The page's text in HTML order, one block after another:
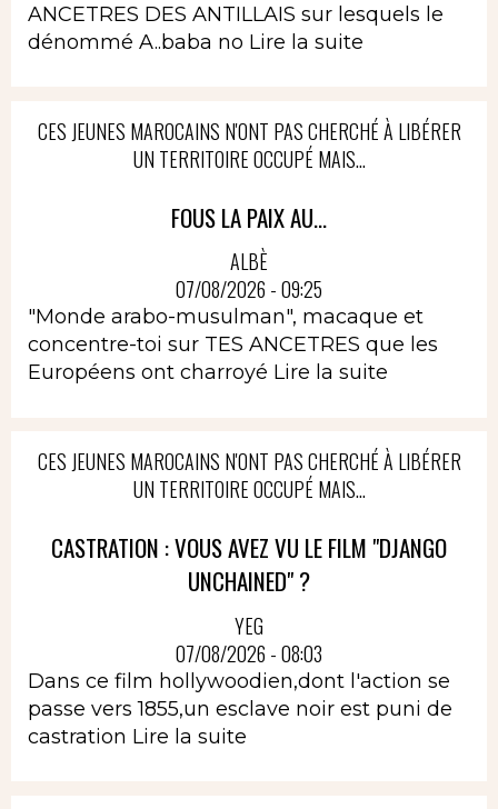
ANCETRES DES ANTILLAIS sur lesquels le
dénommé A..baba no Lire la suite
CES JEUNES MAROCAINS N'ONT PAS CHERCHÉ À LIBÉRER
UN TERRITOIRE OCCUPÉ MAIS...
FOUS LA PAIX AU...
ALBÈ
07/08/2026 - 09:25
"Monde arabo-musulman", macaque et
concentre-toi sur TES ANCETRES que les
Européens ont charroyé Lire la suite
CES JEUNES MAROCAINS N'ONT PAS CHERCHÉ À LIBÉRER
UN TERRITOIRE OCCUPÉ MAIS...
CASTRATION : VOUS AVEZ VU LE FILM "DJANGO
UNCHAINED" ?
YEG
07/08/2026 - 08:03
Dans ce film hollywoodien,dont l'action se
passe vers 1855,un esclave noir est puni de
castration Lire la suite